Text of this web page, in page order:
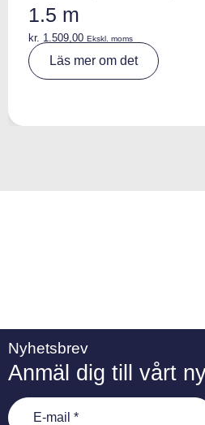
1.5 m
kr. 1.509,00 Ekskl. moms
Läs mer om det
Nyhetsbrev
Anmäl dig till vårt